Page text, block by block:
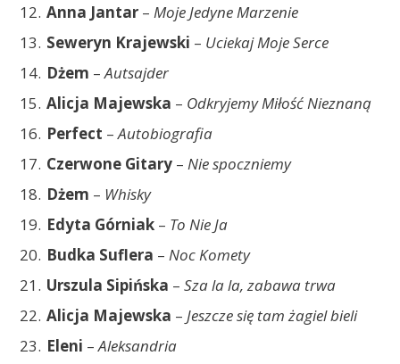
Anna Jantar – Moje Jedyne Marzenie
Seweryn Krajewski – Uciekaj Moje Serce
Dżem –Autsajder
Alicja Majewska – Odkryjemy Miłość Nieznaną
Perfect –Autobiografia
Czerwone Gitary – Nie spoczniemy
Dżem – Whisky
Edyta Górniak – To Nie Ja
Budka Suflera – Noc Komety
Urszula Sipińska – Sza la la, zabawa trwa
Alicja Majewska – Jeszcze się tam żagiel bieli
Eleni –Aleksandria